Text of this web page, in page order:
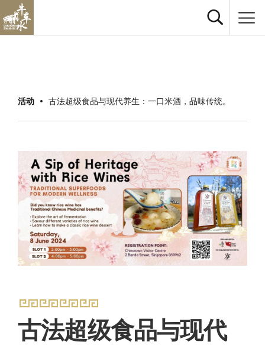
活动 古法超级食品与现代养生：一口米酒，品味传统。
古法超级食品与现代